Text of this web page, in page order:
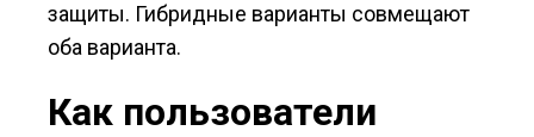
защиты. Гибридные варианты совмещают
оба варианта.
Как пользователи